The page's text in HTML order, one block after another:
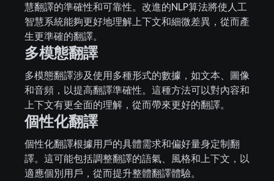
慧翻譯的準確性和可靠性。改進的NLP算法將使人工
智慧系統能夠更好地理解上下文和細微差異，從而產
生更準確的翻譯。
多模態翻譯
多模態翻譯涉及使用多種形式的數據，如文本、圖像
和音頻，以提高翻譯準確性。這種方法可以對內容和
上下文有更全面的理解，從而帶來更好的翻譯。
個性化翻譯
個性化翻譯根據用戶的具體需求和偏好量身定制翻
譯。這可能包括調整翻譯的語氣、風格和上下文，以
適應個別用戶，從而提升整體翻譯體驗。